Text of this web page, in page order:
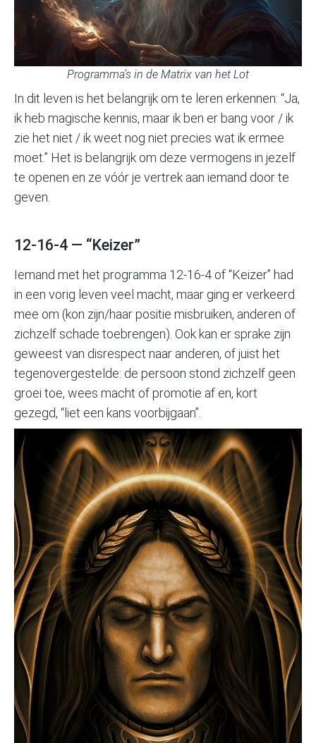
Programma’s in de Matrix van het Lot
In dit leven is het belangrijk om te leren erkennen: “Ja,
ik heb magische kennis, maar ik ben er bang voor / ik
zie het niet / ik weet nog niet precies wat ik ermee
moet.” Het is belangrijk om deze vermogens in jezelf
te openen en ze vóór je vertrek aan iemand door te
geven.
12-16-4 — “Keizer”
Iemand met het programma 12-16-4 of “Keizer” had
in een vorig leven veel macht, maar ging er verkeerd
mee om (kon zijn/haar positie misbruiken, anderen of
zichzelf schade toebrengen). Ook kan er sprake zijn
geweest van disrespect naar anderen, of juist het
tegenovergestelde: de persoon stond zichzelf geen
groei toe, wees macht of promotie af en, kort
gezegd, “liet een kans voorbijgaan”.